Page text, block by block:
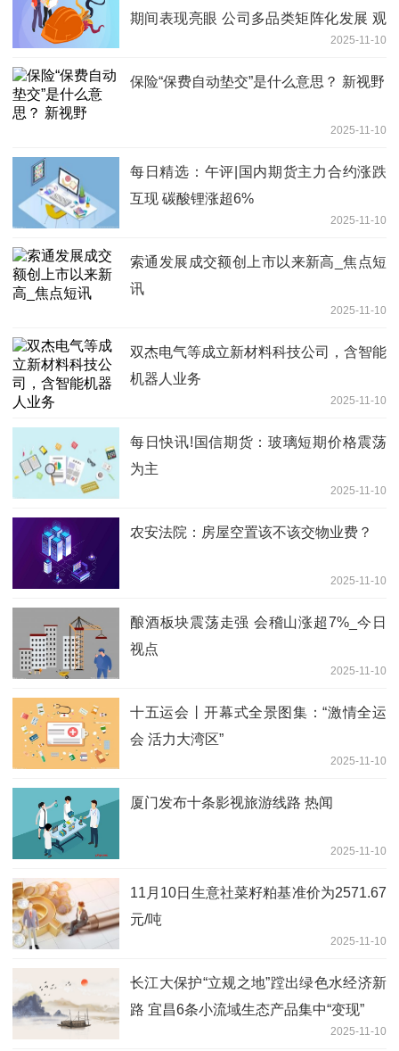
期间表现亮眼 公司多品类矩阵化发展 观
2025-11-10
保险“保费自动垫交”是什么意思？ 新视野
2025-11-10
每日精选：午评|国内期货主力合约涨跌
互现 碳酸锂涨超6%
2025-11-10
索通发展成交额创上市以来新高_焦点短
讯
2025-11-10
双杰电气等成立新材料科技公司，含智能
机器人业务
2025-11-10
每日快讯!国信期货：玻璃短期价格震荡
为主
2025-11-10
农安法院：房屋空置该不该交物业费？
2025-11-10
酿酒板块震荡走强 会稽山涨超7%_今日
视点
2025-11-10
十五运会丨开幕式全景图集：“激情全运
会 活力大湾区”
2025-11-10
厦门发布十条影视旅游线路 热闻
2025-11-10
11月10日生意社菜籽粕基准价为2571.67
元/吨
2025-11-10
长江大保护“立规之地”蹚出绿色水经济新
路 宜昌6条小流域生态产品集中“变现”
2025-11-10